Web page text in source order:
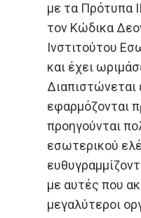
με τα Πρότυπα
τον Κώδικα
Ινστιτούτου
και έχει
Διαπιστώνεται
εφαρμόζονται
προηγούνται
εσωτερικού
με αυτές που
μεγαλύτεροι